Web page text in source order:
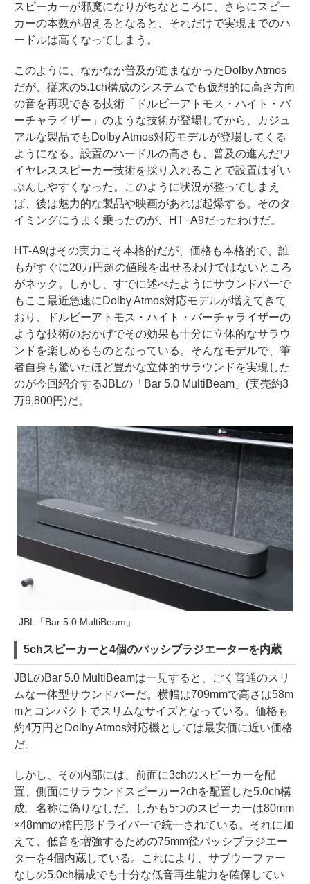
スピーカーが邪魔になりがちなところに、さらにスピー
カーの本数が増えるとなると、それだけで実現までのハ
ードルは高くなってしまう。
このように、なかなか普及が進まなかったDolby Atmos
だが、従来の5.1ch構成のシステムでも仮想的に高さ方向
の音を再現できる技術「ドルビーアトモス・ハイト・バ
ーチャライザー」のような技術が登場してから、カジュ
アルな製品でもDolby Atmos対応モデルが登場してくる
ようになる。設置のハードルの高さも、普及の進んだワ
イヤレススピーカー技術を採り入れることで設置はずい
ぶんしやすくなった。このように状況が整ってしまえ
ば、後は魅力的な製品や映画があれば起爆する。そのタ
イミングにうまく乗ったのが、HT−A9だったわけだ。
HT-A9はその実力こそ本格的だが、価格も本格的で、誰
もがすぐに20万円超の値段を出せるわけではないところ
がネック。しかし、すでに述べたようにサウンドバーで
もここ最近急速にDolby Atmos対応モデルが増えてきて
おり、ドルビーアトモス・ハイト・バーチャライザーの
ような技術のおかげでその効果も十分に立体的なサラウ
ンドを楽しめるものとなっている。そんなモデルで、筆
者自身も驚いたほど豊かな立体的サラウンドを実現した
のが今回紹介するJBLの「Bar 5.0 MultiBeam」(実売約3
万9,800円)だ。
JBL「Bar 5.0 MultiBeam」
5chスピーカーと4個のパッシブラジエーターを内蔵
JBLのBar 5.0 MultiBeamは一見すると、ごく普通のスリ
ムな一体型サウンドバーだ。横幅は709mmで高さは58m
mとコンパクトでスリムなサイズとなっている。価格も
約4万円とDolby Atmos対応機としては最安価に近い価格
だ。
しかし、その内部には、前面に3chのスピーカーを配
置、側面にサラウンドスピーカー2chを配置した5.0ch構
成。名称に偽りなしだ。しかも5つのスピーカーは80mm
×48mmの楕円形ドライバーで統一されている。それに加
えて、低音を増強するための75mm径パッシブラジエー
ターを4個内蔵している。これにより、サブウーファー
なしの5.0ch構成でも十分な低音再生能力を確保してい